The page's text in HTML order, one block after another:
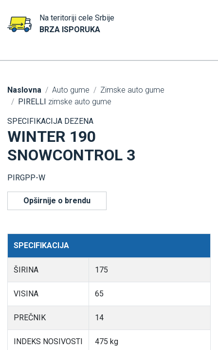
Na teritoriji cele Srbije
BRZA ISPORUKA
Naslovna Auto gume
Zimske auto gume
PIRELLI zimske auto gume
SPECIFIKACIJA DEZENA
WINTER 190
SNOWCONTROL 3
PIRGPP-W
Opširnije o brendu
SPECIFIKACIJA
ŠIRINA 175
VISINA 65
PREČNIK 14
INDEKS NOSIVOSTI 475 kg